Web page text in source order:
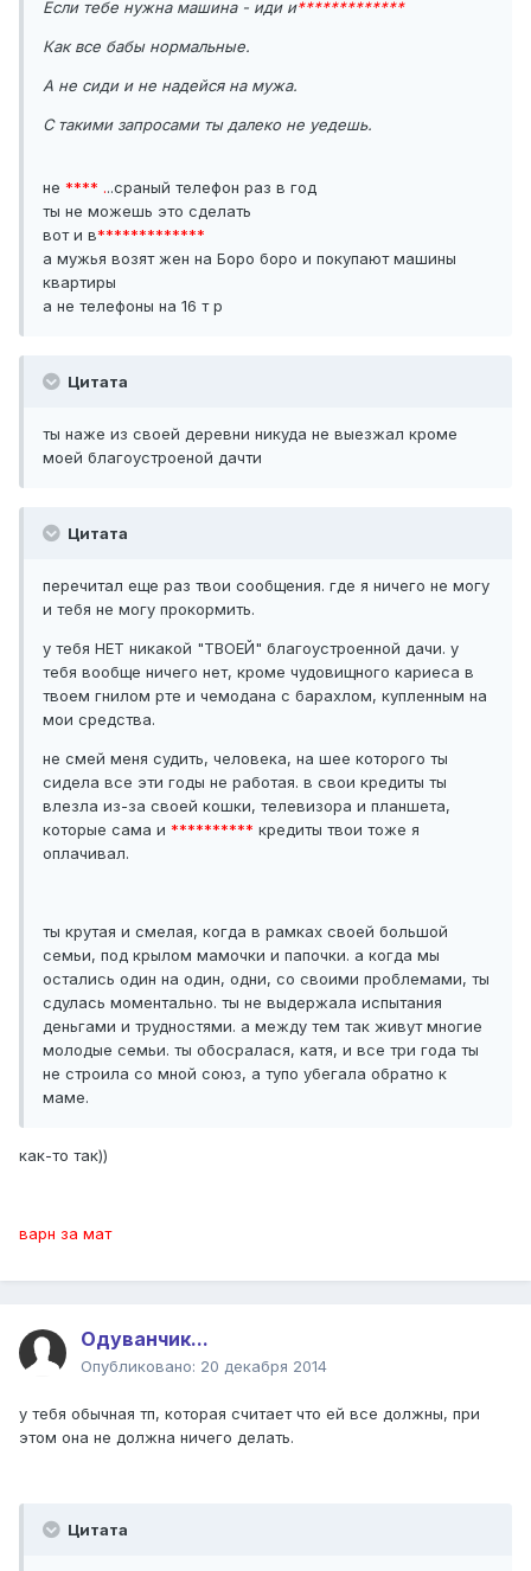
Если тебе нужна машина - иди и*************
Как все бабы нормальные.
А не сиди и не надейся на мужа.
С такими запросами ты далеко не уедешь.
не **** ...сраный телефон раз в год
ты не можешь это сделать
вот и в*************
а мужья возят жен на Боро боро и покупают машины
квартиры
а не телефоны на 16 т р
Цитата
ты наже из своей деревни никуда не выезжал кроме
моей благоустроеной дачти
Цитата
перечитал еще раз твои сообщения. где я ничего не могу
и тебя не могу прокормить.
у тебя НЕТ никакой "ТВОЕЙ" благоустроенной дачи. у
тебя вообще ничего нет, кроме чудовищного кариеса в
твоем гнилом рте и чемодана с барахлом, купленным на
мои средства.
не смей меня судить, человека, на шее которого ты
сидела все эти годы не работая. в свои кредиты ты
влезла из-за своей кошки, телевизора и планшета,
которые сама и ********** кредиты твои тоже я
оплачивал.
ты крутая и смелая, когда в рамках своей большой
семьи, под крылом мамочки и папочки. а когда мы
остались один на один, одни, со своими проблемами, ты
сдулась моментально. ты не выдержала испытания
деньгами и трудностями. а между тем так живут многие
молодые семьи. ты обосралася, катя, и все три года ты
не строила со мной союз, а тупо убегала обратно к
маме.
как-то так))
варн за мат
Одуванчик...
Опубликовано: 20 декабря 2014
у тебя обычная тп, которая считает что ей все должны, при
этом она не должна ничего делать.
Цитата